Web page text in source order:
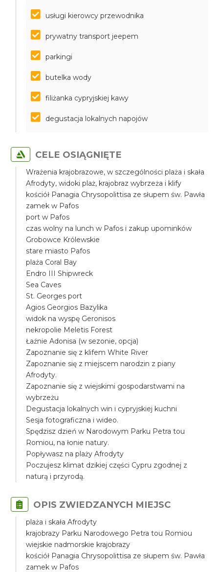
usługi kierowcy przewodnika
prywatny transport jeepem
parkingi
butelka wody
filiżanka cypryjskiej kawy
degustacja lokalnych napojów
CELE OSIĄGNIĘTE
Wrażenia krajobrazowe, w szczególności plaża i skała
Afrodyty, widoki plaż, krajobraz wybrzeża i klify
kościół Panagia Chrysopolittisa ze słupem św. Pawła
zamek w Pafos
port w Pafos
czas wolny na lunch w Pafos i zakup upominków
Grobowce Królewskie
stare miasto Pafos
plaża Coral Bay
Endro III Shipwreck
Sea Caves
St. Georges port
Agios Georgios Bazylika
widok na wyspę Geronisos
nekropolie Meletis Forest
Łaźnie Adonisa (w sezonie, opcja)
Zapoznanie się z klifem White River
Zapoznanie się z miejscem narodzin z piany
Afrodyty.
Zapoznanie się z wiejskimi gospodarstwami na
wybrzeżu
Degustacja lokalnych win i cypryjskiej kuchni
Sesja fotograficzna i wideo.
Spędzisz dzień w Narodowym Parku Petra tou
Romiou, na łonie natury.
Popływasz na plaży Afrodyty
Poczujesz klimat dzikiej części Cypru zgodnej z
naturą i przyrodą.
OPIS ZWIEDZANYCH MIEJSC
plaża i skała Afrodyty
krajobrazy Parku Narodowego Petra tou Romiou
wiejskie nadmorskie krajobrazy
kościół Panagia Chrysopolittisa ze słupem św. Pawła
zamek w Pafos